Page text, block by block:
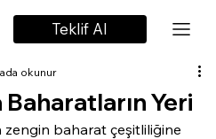
Teklif Al
Yeri
okunur
zengin baharat çeşitliliğine